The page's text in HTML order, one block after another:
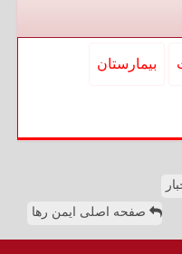
بیمارستان
صفحه اصلی ایمن رها